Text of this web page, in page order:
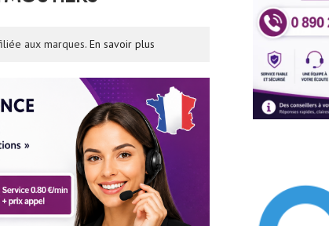
aux marques. En savoir plus